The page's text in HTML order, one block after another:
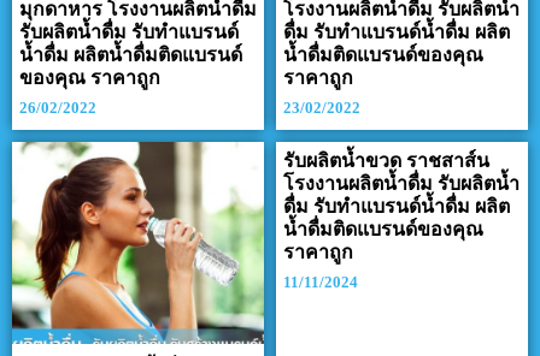
มุกดาหาร โรงงานผลิตน้ำดื่ม
รับผลิตน้ำดื่ม รับทำแบรนด์
น้ำดื่ม ผลิตน้ำดื่มติดแบรนด์
ของคุณ ราคาถูก
26/02/2022
โรงงานผลิตน้ำดื่ม รับผลิตน้ำ
ดื่ม รับทำแบรนด์น้ำดื่ม ผลิต
น้ำดื่มติดแบรนด์ของคุณ
ราคาถูก
23/02/2022
รับผลิตน้ำขวด ราชสาส์น
โรงงานผลิตน้ำดื่ม รับผลิตน้ำ
ดื่ม รับทำแบรนด์น้ำดื่ม ผลิต
น้ำดื่มติดแบรนด์ของคุณ
ราคาถูก
11/11/2024